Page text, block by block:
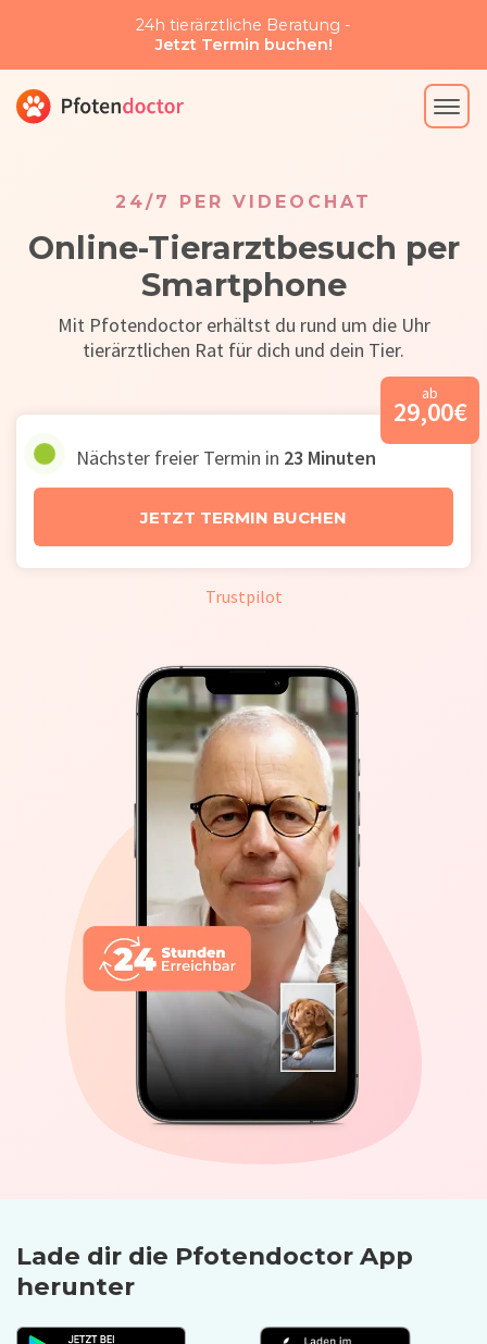
24h tierärztliche Beratung -
Jetzt Termin buchen!
24/7 PER VIDEOCHAT
Online-Tierarztbesuch per
Smartphone
Mit Pfotendoctor erhältst du rund um die Uhr
tierärztlichen Rat für dich und dein Tier.
ab
29,00€
Nächster freier Termin in 23 Minuten
JETZT TERMIN BUCHEN
Trustpilot
Lade dir die Pfoten­doctor App
herunter